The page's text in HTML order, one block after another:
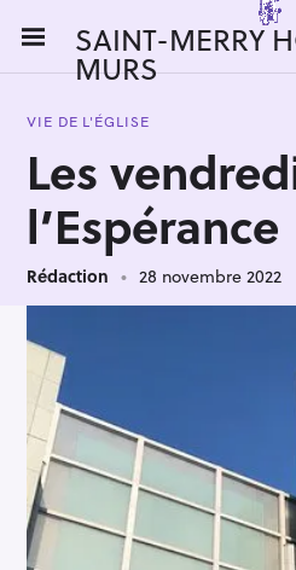
i
SAINT-MERRY
MURS
VIE DE L'ÉGLISE
Les
l’Espérance
Rédaction 28 novembre 2022